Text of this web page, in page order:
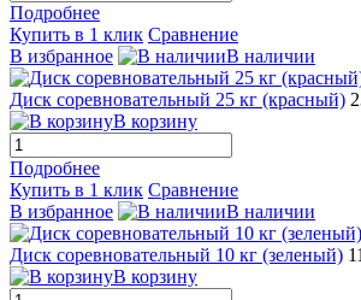
Подробнее
Купить в 1 клик Сравнение
В избранное
В наличии
Диск соревновательный 25 кг (красный)
В корзину
Подробнее
Купить в 1 клик Сравнение
В избранное
В наличии
Диск соревновательный 10 кг (зеленый)
В корзину